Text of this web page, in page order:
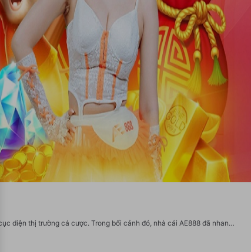
Sự trỗi dậy mạnh mẽ của các nền tảng giải trí trực tuyến đã định hình lại hoàn toàn cục diện thị trường cá cược. Trong bối cảnh đó, nhà cái AE888 đã nhanh chóng khẳng định vị thế và chiếm lĩnh niềm tin của hàng triệu người chơi, không ngừng khuấy đảo cộng đồng bằng những sản phẩm đột phá và dịch vụ chuyên nghiệp. Nền tảng này không chỉ đơn thuần là một sân chơi, mà còn là một thế giới giải trí đỉnh cao được kiến tạo bởi công nghệ hiện đại, cam kết mang đến những trải nghiệm xứng tầm quốc tế. Địa chỉ: Số 68, Đường Nguyễn Văn Cừ, P.2, Q.5, Thành Phố Hồ Chí Minh, Việt Nam Zipcode: 700000 Phone: 0978 888 468 Website: https://ae888bo.online/ Email: trangchu.ae888@gmail.com #ae888 #ae888boonline #nhacaiae888 #linkvaoae888 https://www.pinterest.com/ae888boonline/ https://x.com/ae888boonline https://www.tumblr.com/ae888boonline https://www.blogger.com/profile/03498339258710375646 https://profile.hatena.ne.jp/ae888boonline/profile https://www.reddit.com/user/ae888boonline/